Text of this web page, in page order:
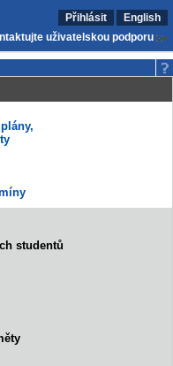
Přihlásit
English
uživatelskou podporu
studentů